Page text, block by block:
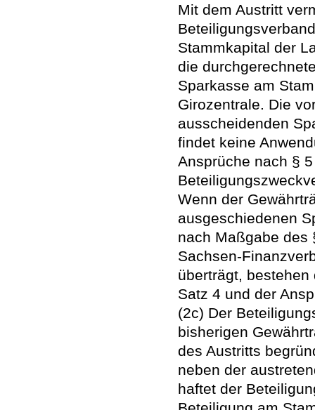
Mit dem Austritt
Stammkapital der
die
Sparkasse am
Girozentrale. Die
ausscheidenden
findet keine
Ansprüche nach §
Wenn der
ausgeschiedenen
nach Maßgabe des
Sachsen-
überträgt,
Satz 4 und der
(2c) Der
bisherigen
des Austritts
neben der
haftet der